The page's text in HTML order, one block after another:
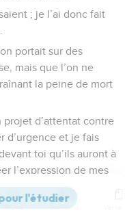
; je l’ai donc fait
portait sur des
mais que l’on ne
la peine de mort
projet d’attentat contre
d’urgence et je fais
toi qu’ils auront à
l’expression de mes
soldats prirent Paul et
Strong